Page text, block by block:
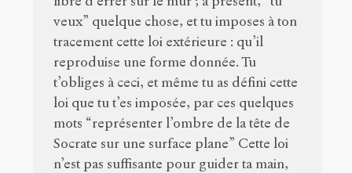
veux” quelque chose, et tu imposes à ton
tracement cette loi extérieure : qu’il
reproduise une forme donnée. Tu
t’obliges à ceci, et même tu as défini cette
loi que tu t’es imposée, par ces quelques
mots “représenter l’ombre de la tête de
Socrate sur une surface plane” Cette loi
n’est pas suffisante pour guider ta main,